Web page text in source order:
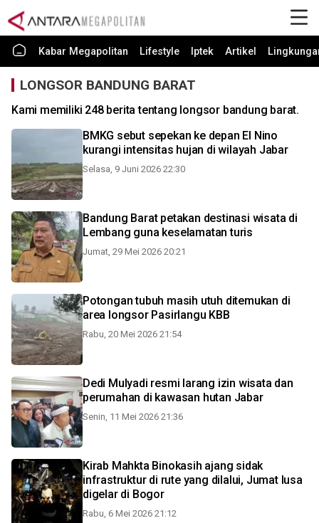
Kabar Megapolitan Lifestyle Iptek Artikel
LONGSOR BANDUNG BARAT
Kami memiliki 248 berita tentang longsor bandung barat.
BMKG sebut sepekan ke depan El Nino
kurangi intensitas hujan di wilayah Jabar
Selasa, 9 Juni 2026 22:30
Bandung Barat petakan destinasi wisata di
Lembang guna keselamatan turis
Jumat, 29 Mei 2026 20:21
Potongan tubuh masih utuh ditemukan di
area longsor Pasirlangu KBB
Rabu, 20 Mei 2026 21:54
Dedi Mulyadi resmi larang izin wisata dan
perumahan di kawasan hutan Jabar
Senin, 11 Mei 2026 21:36
Kirab Mahkta Binokasih ajang sidak
infrastruktur di rute yang dilalui, Jumat lusa
digelar di Bogor
Rabu, 6 Mei 2026 21:12